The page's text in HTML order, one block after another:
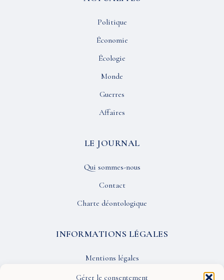
Gérer le consentement
Politique
Économie
Écologie
Monde
Guerres
Affaires
LE JOURNAL
Qui sommes-nous
Contact
Charte déontologique
INFORMATIONS LÉGALES
Mentions légales
Confidentialité